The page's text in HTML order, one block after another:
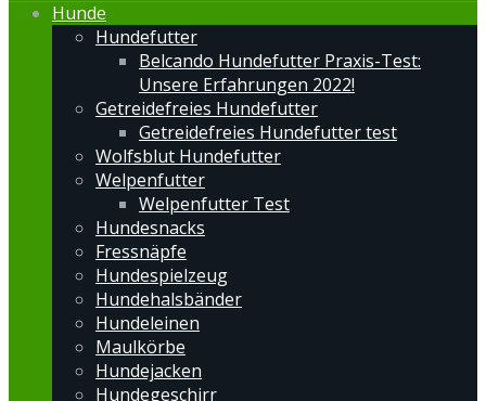
Hunde
Hundefutter
Belcando Hundefutter Praxis-Test:
Unsere Erfahrungen 2022!
Getreidefreies Hundefutter
Getreidefreies Hundefutter test
Wolfsblut Hundefutter
Welpenfutter
Welpenfutter Test
Hundesnacks
Fressnäpfe
Hundespielzeug
Hundehalsbänder
Hundeleinen
Maulkörbe
Hundejacken
Hundegeschirr